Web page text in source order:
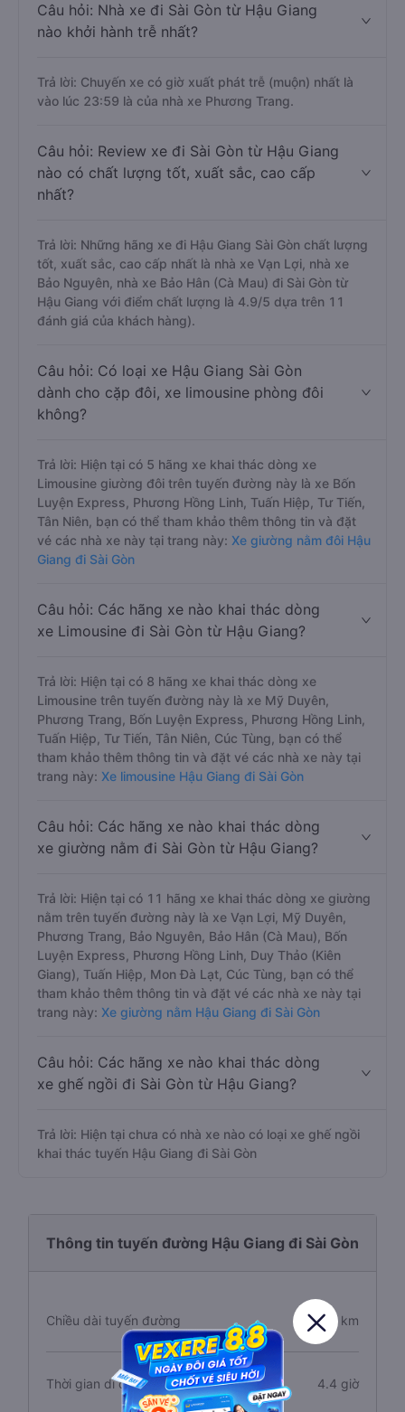
Câu hỏi: Nhà xe đi Sài Gòn từ Hậu Giang
nào khởi hành trễ nhất?
Trả lời: Chuyến xe có giờ xuất phát trễ (muộn) nhất là
vào lúc 23:59 là của nhà xe Phương Trang.
Câu hỏi: Review xe đi Sài Gòn từ Hậu Giang
nào có chất lượng tốt, xuất sắc, cao cấp
nhất?
Trả lời: Những hãng xe đi Hậu Giang Sài Gòn chất lượng
tốt, xuất sắc, cao cấp nhất là nhà xe Vạn Lợi, nhà xe
Bảo Nguyên, nhà xe Bảo Hân (Cà Mau) đi Sài Gòn từ
Hậu Giang với điểm chất lượng là 4.9/5 dựa trên 11
đánh giá của khách hàng).
Câu hỏi: Có loại xe Hậu Giang Sài Gòn
dành cho cặp đôi, xe limousine phòng đôi
không?
Trả lời: Hiện tại có 5 hãng xe khai thác dòng xe
Limousine giường đôi trên tuyến đường này là xe Bốn
Luyện Express, Phương Hồng Linh, Tuấn Hiệp, Tư Tiến,
Tân Niên, bạn có thể tham khảo thêm thông tin và đặt
vé các nhà xe này tại trang này: Xe giường nằm đôi Hậu
Giang đi Sài Gòn
Câu hỏi: Các hãng xe nào khai thác dòng
xe Limousine đi Sài Gòn từ Hậu Giang?
Trả lời: Hiện tại có 8 hãng xe khai thác dòng xe
Limousine trên tuyến đường này là xe Mỹ Duyên,
Phương Trang, Bốn Luyện Express, Phương Hồng Linh,
Tuấn Hiệp, Tư Tiến, Tân Niên, Cúc Tùng, bạn có thể
tham khảo thêm thông tin và đặt vé các nhà xe này tại
trang này: Xe limousine Hậu Giang đi Sài Gòn
Câu hỏi: Các hãng xe nào khai thác dòng
xe giường nằm đi Sài Gòn từ Hậu Giang?
Trả lời: Hiện tại có 11 hãng xe khai thác dòng xe giường
nằm trên tuyến đường này là xe Vạn Lợi, Mỹ Duyên,
Phương Trang, Bảo Nguyên, Bảo Hân (Cà Mau), Bốn
Luyện Express, Phương Hồng Linh, Duy Thảo (Kiên
Giang), Tuấn Hiệp, Mon Đà Lạt, Cúc Tùng, bạn có thể
tham khảo thêm thông tin và đặt vé các nhà xe này tại
trang này: Xe giường nằm Hậu Giang đi Sài Gòn
Câu hỏi: Các hãng xe nào khai thác dòng
xe ghế ngồi đi Sài Gòn từ Hậu Giang?
Trả lời: Hiện tại chưa có nhà xe nào có loại xe ghế ngồi
khai thác tuyến Hậu Giang đi Sài Gòn
Thông tin tuyến đường Hậu Giang đi Sài Gòn
Chiều dài tuyến đường 255 km
Thời gian di chuyển 4.4 giờ